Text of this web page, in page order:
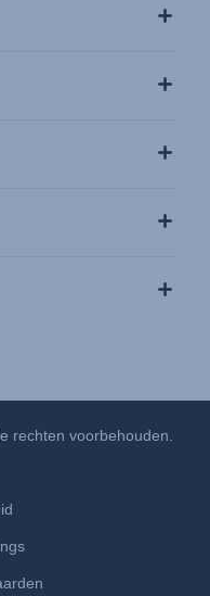
rechten voorbehouden.